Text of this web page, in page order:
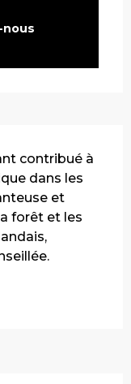
contribué à
dans les
et
forêt et les